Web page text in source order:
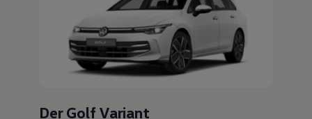
Transport
Familie
Elektromobilität
Volkswagen R
Pannen- und Unfallhilfe
Der Golf Variant
Viel Platz, viel Freiheit. Entdecken Sie den
Golf Variant!